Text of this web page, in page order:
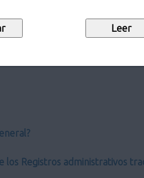
los Registros administrativos